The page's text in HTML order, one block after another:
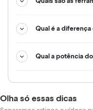
Qual é a diferença
Qual a potência
Olha só essas dicas